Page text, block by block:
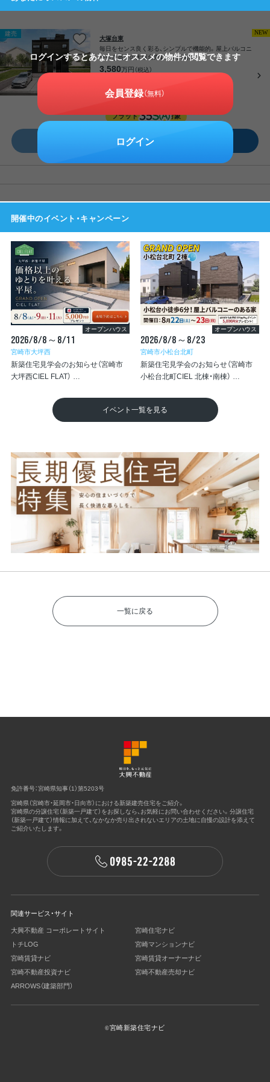
建売
大塚台東
毎日をセンス良く彩る、シンプルで機能的。屋上バルコニ
ー付き高台の大塚台東【CIEL】（南棟）
3,580万円 （税込）
オススメ
フラット
対象
NEW
ログインするとあなたにオススメの物件が閲覧できます
会員登録（無料）
ログイン
開催中のイベント・キャンペーン
オープンハウス
2026/8/8～8/11
宮崎市大坪西
新築住宅見学会のお知らせ（宮崎市
大坪西CIEL FLAT）
オープンハウス
2026/8/8～8/23
宮崎市小松台北町
新築住宅見学会のお知らせ（宮崎市
小松台北町CIEL 北棟・南棟）
イベント一覧を見る
一覧に戻る
免許番号：宮崎県知事（1）第5203号
宮崎県（宮崎市・延岡市・日向市）における新築建売住宅をご紹介。
宮崎県の分譲住宅（新築一戸建て）をお探しなら、お気軽にお問い合わせください。 分譲住宅
（新築一戸建て）情報に加えて、なかなか売り出されないエリアの土地に自慢の設計を添えて
ご紹介いたします。
関連サービス・サイト
大興不動産 コーポレートサイト
宮崎住宅ナビ
トチLOG
宮崎マンションナビ
宮崎賃貸ナビ
宮崎賃貸オーナーナビ
宮崎不動産投資ナビ
宮崎不動産売却ナビ
ARROWS（建築部⾨）
©宮崎新築住宅ナビ